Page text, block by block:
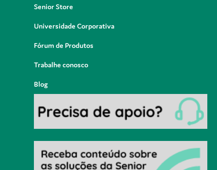
Senior Store
Universidade Corporativa
Fórum de Produtos
Trabalhe conosco
Blog